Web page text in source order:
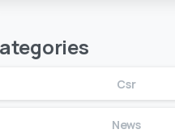
Csr
News